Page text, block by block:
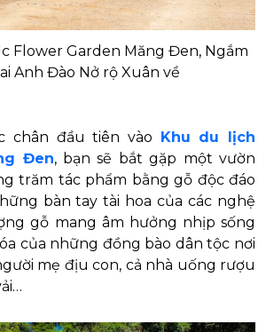
Flower Garden Măng Đen, Ngắm
Anh Đào Nở rộ Xuân về
chân đầu tiên vào Khu du lịch
Đen, bạn sẽ bắt gặp một vườn
trăm tác phẩm bằng gỗ độc đáo
bàn tay tài hoa của các nghệ
gỗ mang âm hưởng nhịp sống
của những đồng bào dân tộc nơi
mẹ địu con, cả nhà uống rượu